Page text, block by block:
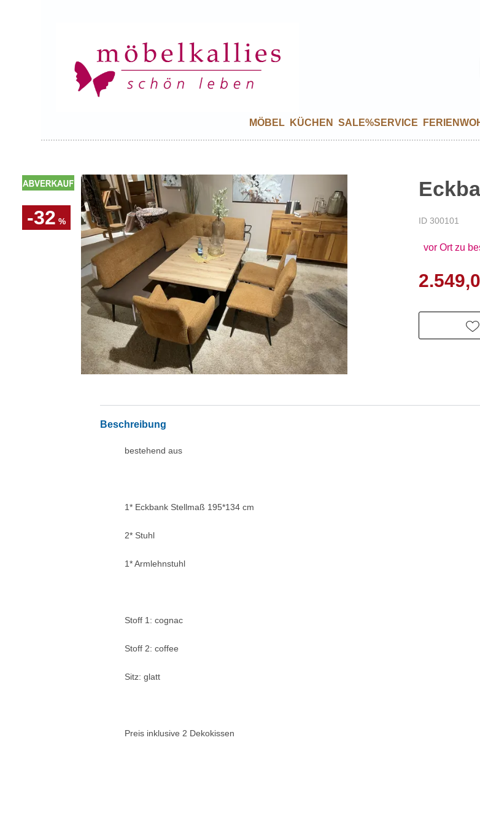
MÖBEL KÜCHEN SALE%SERVICE
-32 % ID 300101
vor Ort zu
Beschreibung
bestehend aus
1* Eckbank Stellmaß 195*134 cm
2* Stuhl
1* Armlehnstuhl
Stoff 1: cognac
Stoff 2: coffee
Sitz: glatt
Preis inklusive 2 Dekokissen